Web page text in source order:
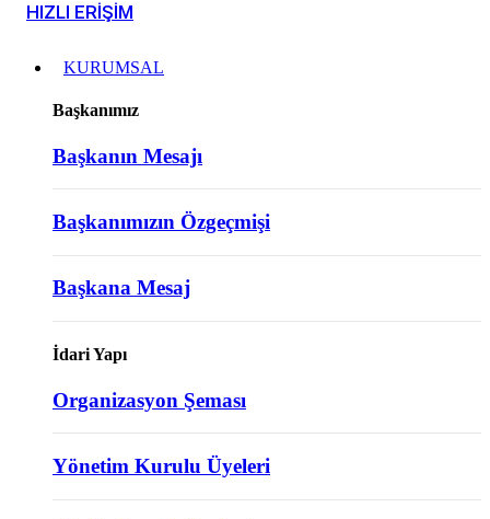
HIZLI ERİŞİM
KURUMSAL
Başkanımız
Başkanın Mesajı
Başkanımızın Özgeçmişi
Başkana Mesaj
İdari Yapı
Organizasyon Şeması
Yönetim Kurulu Üyeleri